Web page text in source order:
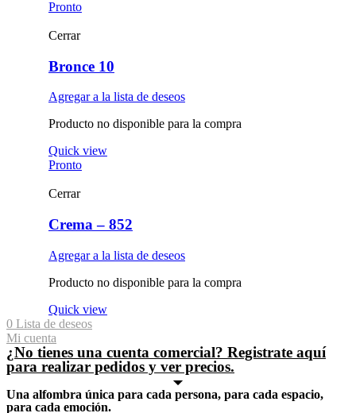
Pronto
Cerrar
Bronce 10
Agregar a la lista de deseos
Producto no disponible para la compra
Quick view
Pronto
Cerrar
Crema – 852
Agregar a la lista de deseos
Producto no disponible para la compra
Quick view
0 Lista de deseos
Mi cuenta
¿No tienes una cuenta comercial? Registrate aquí
para realizar pedidos y ver precios.
Una alfombra única para cada persona, para cada espacio,
para cada emoción.